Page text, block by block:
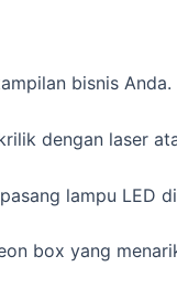
bisnis Anda.
dengan laser
lampu LED
box yang